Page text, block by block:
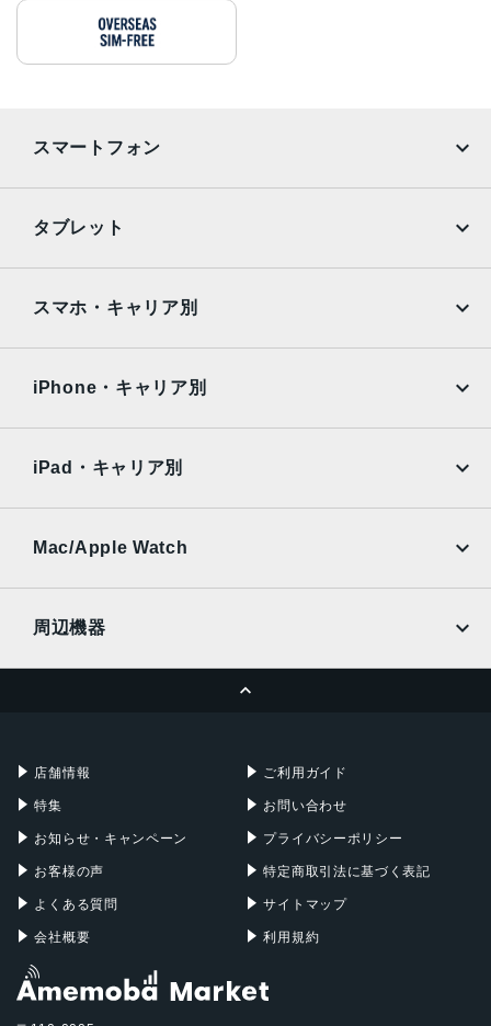
スマートフォン
AQUOS
OPPO Android
タブレット
Surface
Xiaomi Tablet
スマホ・キャリア別
Ymobile
UQmobile
iPhone・キャリア別
Ymobile
UQmobile
iPad・キャリア別
Mac/Apple Watch
周辺機器
店舗情報
特集
お知らせ・キャンペーン
お客様の声
よくある質問
会社概要
ご利用ガイド
お問い合わせ
プライバシーポリシー
特定商取引法に基づく表記
サイトマップ
利用規約